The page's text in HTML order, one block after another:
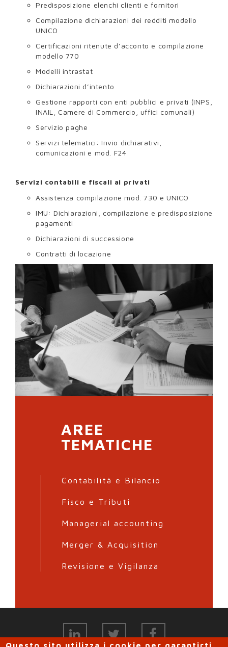
Predisposizione elenchi clienti e fornitori
Compilazione dichiarazioni dei redditi modello
UNICO
Certificazioni ritenute d’acconto e compilazione
modello 770
Modelli intrastat
Dichiarazioni d’intento
Gestione rapporti con enti pubblici e privati (INPS,
INAIL, Camere di Commercio, uffici comunali)
Servizio paghe
Servizi telematici: Invio dichiarativi,
comunicazioni e mod. F24
Servizi contabili e fiscali ai privati
Assistenza compilazione mod. 730 e UNICO
IMU: Dichiarazioni, compilazione e predisposizione
pagamenti
Dichiarazioni di successione
Contratti di locazione
AREE
TEMATICHE
Contabilità e Bilancio
Fisco e Tributi
Managerial accounting
Merger & Acquisition
Revisione e Vigilanza